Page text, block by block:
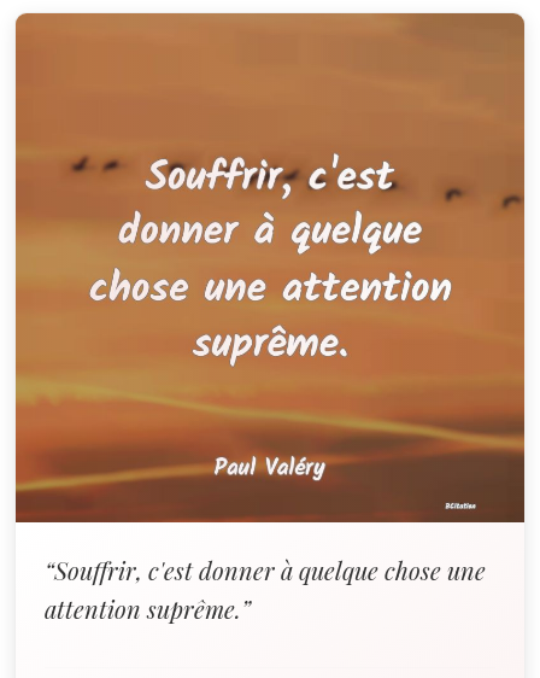
“Souffrir, c'est donner à quelque chose une
attention suprême.”